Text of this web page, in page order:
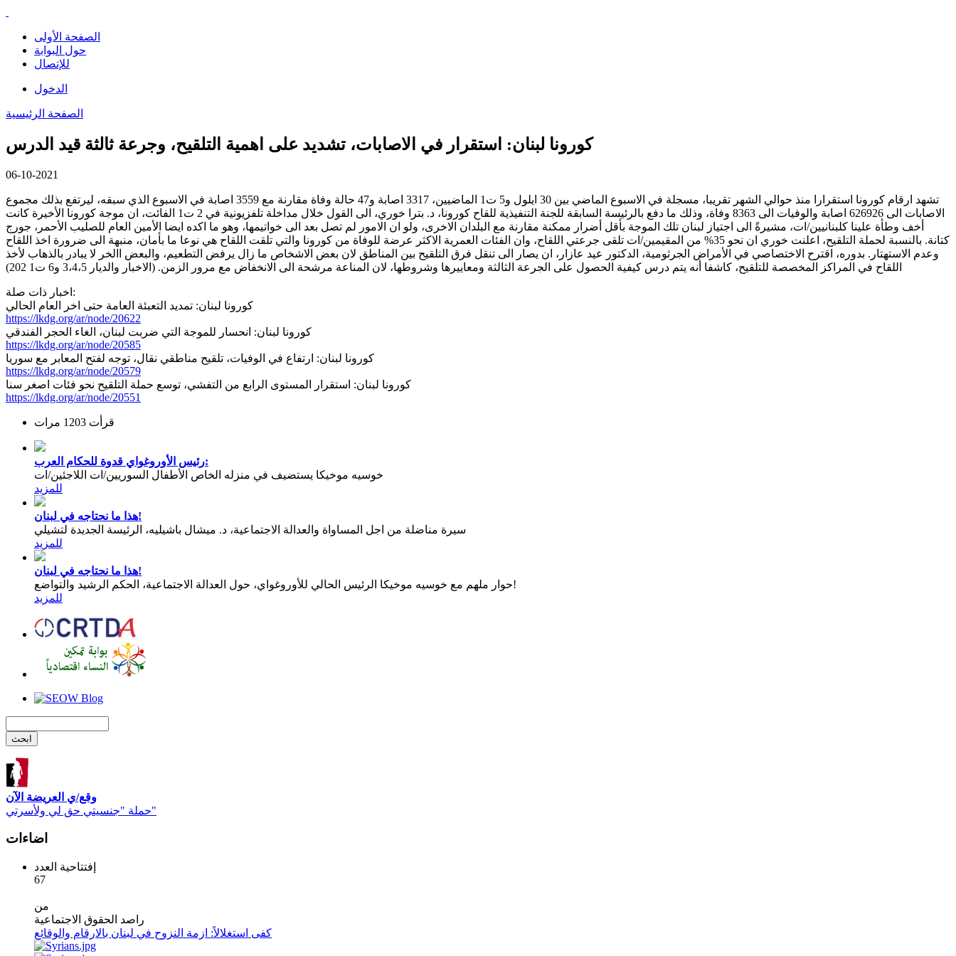
الصفحة الأولى
حول البوابة
للإتصال
الدخول
الصفحة الرئيسية
كورونا لبنان: استقرار في الاصابات، تشديد على اهمية التلقيح، وجرعة ثالثة قيد الدرس
06-10-2021
تشهد ارقام كورونا استقرارا منذ حوالي الشهر تقريبا، مسجلة في الاسبوع الماضي بين 30 ايلول و5 ت1 الماضيين، 3317 اصابة و47 حالة وفاة مقارنة مع 3559 اصابة في الاسبوع الذي سبقه، ليرتفع بذلك مجموع
الاصابات الى 626926 اصابة والوفيات الى 8363 وفاة، وذلك ما دفع بالرئيسة السابقة للجنة التنفيذية للقاح كورونا، د. بترا خوري، الى القول خلال مداخلة تلفزيونية في 2 ت1 الفائت، ان موجة كورونا الأخيرة كانت
أخف وطأة علينا كلبنانيين/ات، مشيرةً الى اجتياز لبنان تلك الموجة بأقل أضرار ممكنة مقارنة مع البلدان الاخرى، ولو ان الامور لم تصل بعد الى خواتيمها، وهو ما اكده ايضا الأمين العام للصليب الأحمر، جورج
كتانة. بالنسبة لحملة التلقيح، اعلنت خوري ان نحو 35% من المقيمين/ات تلقى جرعتي اللقاح، وان الفئات العمرية الاكثر عرضة للوفاة من كورونا والتي تلقت اللقاح هي نوعا ما بأمان، منبهة الى ضرورة اخذ اللقاح
وعدم الاستهتار. بدوره، اقترح الاختصاصي في الأمراض الجرثومية، الدكتور عيد عازار، ان يصار الى تنقل فرق التلقيح بين المناطق لان بعض الاشخاص ما زال يرفض التطعيم، والبعض االخر لا يبادر بالذهاب لأخذ
اللقاح في المراكز المخصصة للتلقيح، كاشفا أنه يتم درس كيفية الحصول على الجرعة الثالثة ومعاييرها وشروطها، لان المناعة مرشحة الى الانخفاض مع مرور الزمن. (الاخبار والديار 3،4،5 و6 ت1 202)
اخبار ذات صلة:
كورونا لبنان: تمديد التعبئة العامة حتى اخر العام الحالي
https://lkdg.org/ar/node/20622
كورونا لبنان: انحسار للموجة التي ضربت لبنان، الغاء الحجر الفندقي
https://lkdg.org/ar/node/20585
كورونا لبنان: ارتفاع في الوفيات، تلقيح مناطقي نقال، توجه لفتح المعابر مع سوريا
https://lkdg.org/ar/node/20579
كورونا لبنان: استقرار المستوى الرابع من التفشي، توسع حملة التلقيح نحو فئات اصغر سنا
https://lkdg.org/ar/node/20551
قرأت 1203 مرات
رئيس الأوروغواي قدوة للحكام العرب:
خوسيه موخيكا يستضيف في منزله الخاص الأطفال السوريين/ات اللاجئين/ات
للمزيد
هذا ما نحتاجه في لبنان!
سيرة مناضلة من اجل المساواة والعدالة الاجتماعية، د. ميشال باشيليه، الرئيسة الجديدة لتشيلي
للمزيد
هذا ما نحتاجه في لبنان!
حوار ملهم مع خوسيه موخيكا الرئيس الحالي للأوروغواي، حول العدالة الاجتماعية، الحكم الرشيد والتواضع!
للمزيد
وقع/ي العريضة الآن
حملة "جنسيتي حق لي ولأسرتي"
اضاءات
إفتتاحية العدد
67
من
راصد الحقوق الاجتماعية
كفى استغلالاً: ازمة النزوح في لبنان بالارقام والوقائع